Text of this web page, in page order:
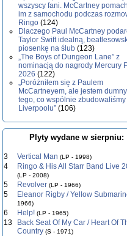
wszyscy fani. McCartney
im z samochodu podczas
Ringo (124)
Dlaczego Paul McCartney
Taylor Swift idealną,
piosenkę na ślub (123)
„The Boys of Dungeon Lane” z
nominacją do nagrody Mercury
2026 (122)
„Poróżniłem się z Paulem
McCartneyem, ale jestem
tego, co wspólnie zbudowaliśmy
Liverpoolu” (106)
Plyty wydane w sierpniu:
3 Vertical Man (LP - 1998)
4 Ringo & His All Starr Band Live
(LP - 2008)
5 Revolver (LP - 1966)
5 Eleanor Rigby / Yellow
1966)
6 Help! (LP - 1965)
13
Back Seat Of My Car / Heart Of
Country (S - 1971)